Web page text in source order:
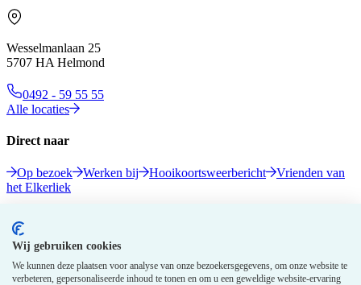
Wij gebruiken cookies
We kunnen deze plaatsen voor analyse van onze bezoekersgegevens, om onze website te
verbeteren, gepersonaliseerde inhoud te tonen en om u een geweldige website-ervaring
Wesselmanlaan 25
5707 HA Helmond
0492 - 59 55 55
Alle locaties
Direct naar
Op bezoek Werken bij Hooikoortsweerbericht
Vrienden van
het Elkerliek
Volg ons